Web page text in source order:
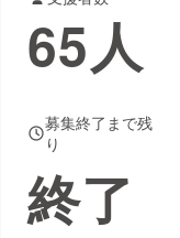
65人
募集終了まで残
り
終了